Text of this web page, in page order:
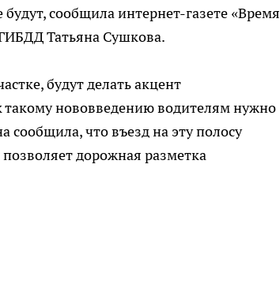
будут, сообщилаинтернет-газете «Время
Татьяна Сушкова.
будут делать акцент
нововведению водителям нужно
что въезд на эту полосу
дорожная разметка